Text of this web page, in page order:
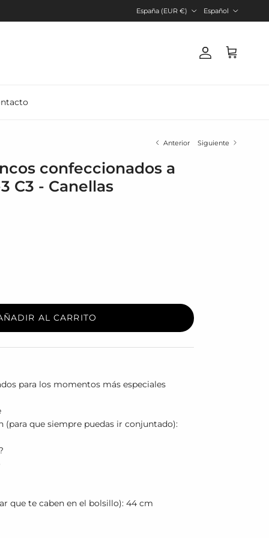
España (EUR €)
Español
CuentaCarrito
Anterior Siguiente
confeccionados a
C3 - Canellas
AL CARRITO
para los momentos más especiales
(para que siempre puedas ir conjuntado):
que te caben en el bolsillo): 44 cm